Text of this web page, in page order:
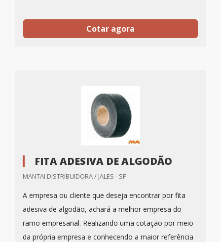
Cotar agora
FITA ADESIVA DE ALGODÃO
MANTAI DISTRIBUIDORA / JALES - SP
A empresa ou cliente que deseja encontrar por fita
adesiva de algodão, achará a melhor empresa do
ramo empresarial. Realizando uma cotação por meio
da própria empresa e conhecendo a maior referência